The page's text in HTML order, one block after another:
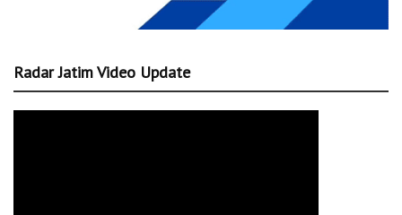
Radar Jatim Video Update